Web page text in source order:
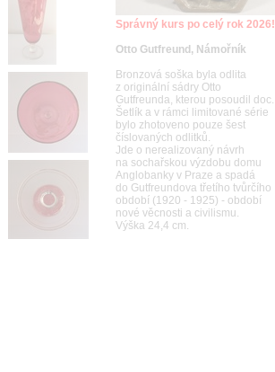
Správný kurs po celý rok 2026!
Otto Gutfreund, Námořník
Bronzová soška byla odlita
z originální sádry Otto
Gutfreunda, kterou posoudil doc.
Šetlík a v rámci limitované série
bylo zhotoveno pouze šest
číslovaných odlitků.
Jde o nerealizovaný návrh
na sochařskou výzdobu domu
Anglobanky v Praze a spadá
do Gutfreundova třetího tvůrčího
období (1920 - 1925) - období
nové věcnosti a civilismu.
Výška 24,4 cm.